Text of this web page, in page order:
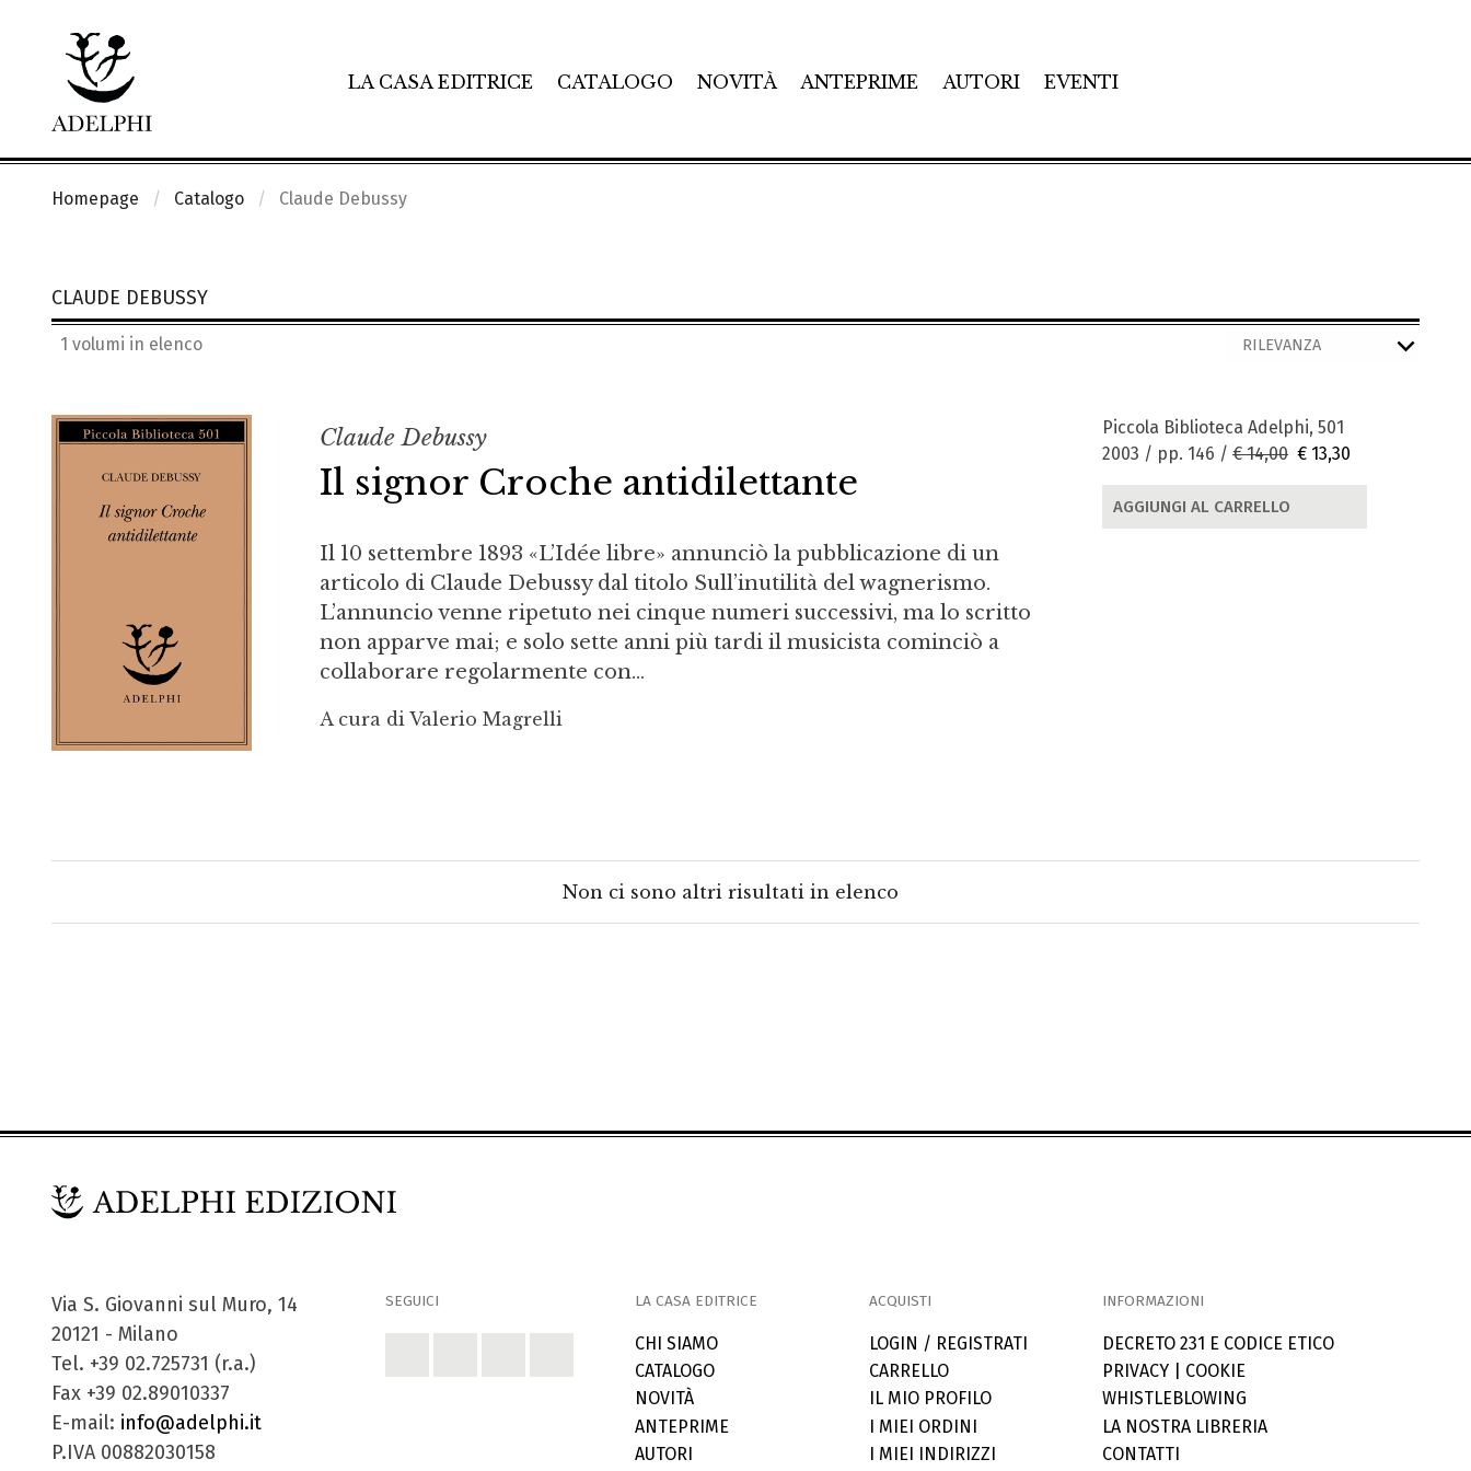
LA CASA EDITRICE CATALOGO NOVITÀ ANTEPRIME AUTORI EVENTI
Homepage Catalogo Claude Debussy
CLAUDE DEBUSSY
1 volumi in elenco
Claude Debussy
Il signor Croche antidilettante
Il 10 settembre 1893 «L’Idée libre» annunciò la pubblicazione di un
articolo di Claude Debussy dal titolo Sull’inutilità del wagnerismo.
L’annuncio venne ripetuto nei cinque numeri successivi, ma lo scritto
non apparve mai; e solo sette anni più tardi il musicista cominciò a
collaborare regolarmente con...
A cura di Valerio Magrelli
Piccola Biblioteca Adelphi, 501
2003 / pp. 146 / € 14,00 € 13,30
AGGIUNGI AL CARRELLO
Non ci sono altri risultati in elenco
Via S. Giovanni sul Muro, 14
20121 - Milano
Tel. +39 02.725731 (r.a.)
Fax +39 02.89010337
E-mail: info@adelphi.it
P.IVA 00882030158
SEGUICI LA CASA EDITRICE
CHI SIAMO
CATALOGO
NOVITÀ
ANTEPRIME
AUTORI
ACQUISTI
LOGIN / REGISTRATI
CARRELLO
IL MIO PROFILO
I MIEI ORDINI
I MIEI INDIRIZZI
INFORMAZIONI
DECRETO 231 E CODICE ETICO
PRIVACY| COOKIE
WHISTLEBLOWING
LA NOSTRA LIBRERIA
CONTATTI